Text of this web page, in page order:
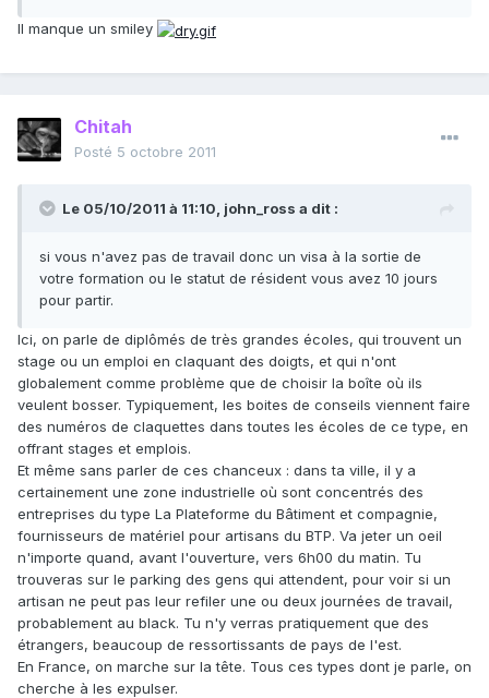
Il manque un smiley
Chitah
Posté 5 octobre 2011
Le 05/10/2011 à 11:10, john_ross a dit :
si vous n'avez pas de travail donc un visa à la sortie de
votre formation ou le statut de résident vous avez 10 jours
pour partir.
Ici, on parle de diplômés de très grandes écoles, qui trouvent un
stage ou un emploi en claquant des doigts, et qui n'ont
globalement comme problème que de choisir la boîte où ils
veulent bosser. Typiquement, les boites de conseils viennent faire
des numéros de claquettes dans toutes les écoles de ce type, en
offrant stages et emplois.
Et même sans parler de ces chanceux : dans ta ville, il y a
certainement une zone industrielle où sont concentrés des
entreprises du type La Plateforme du Bâtiment et compagnie,
fournisseurs de matériel pour artisans du BTP. Va jeter un oeil
n'importe quand, avant l'ouverture, vers 6h00 du matin. Tu
trouveras sur le parking des gens qui attendent, pour voir si un
artisan ne peut pas leur refiler une ou deux journées de travail,
probablement au black. Tu n'y verras pratiquement que des
étrangers, beaucoup de ressortissants de pays de l'est.
En France, on marche sur la tête. Tous ces types dont je parle, on
cherche à les expulser.